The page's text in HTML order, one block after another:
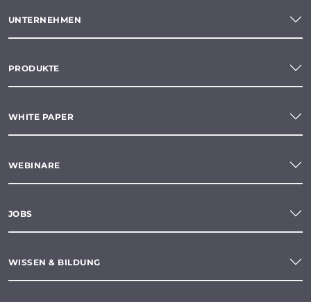
UNTERNEHMEN
PRODUKTE
WHITE PAPER
WEBINARE
JOBS
WISSEN & BILDUNG